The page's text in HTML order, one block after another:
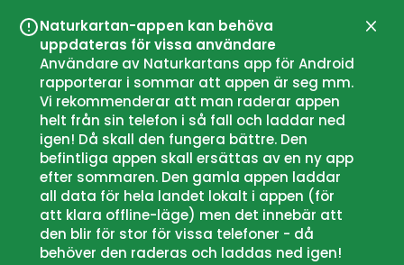
Naturkartan-appen kan behöva
uppdateras för vissa användare
Användare av Naturkartans app för Android
rapporterar i sommar att appen är seg mm.
Vi rekommenderar att man raderar appen
helt från sin telefon i så fall och laddar ned
igen! Då skall den fungera bättre. Den
befintliga appen skall ersättas av en ny app
efter sommaren. Den gamla appen laddar
all data för hela landet lokalt i appen (för
att klara offline-läge) men det innebär att
den blir för stor för vissa telefoner - då
behöver den raderas och laddas ned igen!